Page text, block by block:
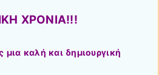
ΧΡΟΝΙΑ!!!
καλή και δημιουργική